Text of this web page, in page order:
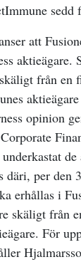
sedd
att
aktieägare.
från en
opinion
däri, per den
erhållas i
skäligt från
För